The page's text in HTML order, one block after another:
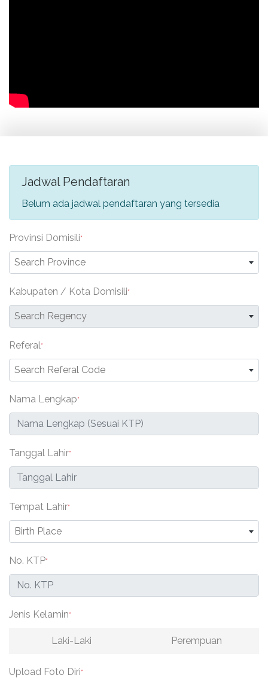
Jadwal Pendaftaran
Belum ada jadwal pendaftaran yang tersedia
Provinsi Domisili*
Search Province
Kabupaten / Kota Domisili*
Search Regency
Referal*
Search Referal Code
Nama Lengkap*
Tanggal Lahir*
Tempat Lahir*
Birth Place
No. KTP*
Jenis Kelamin*
Laki-Laki Perempuan
Upload Foto Diri*